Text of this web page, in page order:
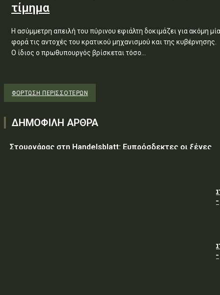
τίμημα
Η ασύμμετρη απειλή του πύρινου εφιάλτη δοκιμάζει για ακόμη μία
φορά τις αντοχές του κρατικού μηχανισμού και της κυβέρνησης.
Ο ίδιος ο πρωθυπουργός βρίσκεται τόσο...
ΦΌΡΤΩΣΗ ΠΕΡΙΣΣΟΤΈΡΩΝ
ΔΗΜΟΦΙΛΗ ΑΡΘΡΑ
Στουρνάρας στη Handelsblatt: Ευπρόσδεκτες οι ξένες
ΥΠ.ΠΡΟ.ΠΟ.: « Προσωρινές κυκλοφοριακές ρυθμίσεις
τον 7ο Λαϊκό Αγώνα Δρόμου φράγμα Λίμνης Πλαστήρα –
ΥΠ.ΠΡΟ.ΠΟ.: « Προσωρινές κυκλοφοριακές ρυθμίσεις
τον 7ο Λαϊκό Αγώνα Δρόμου φράγμα Λίμνης Πλαστήρα –